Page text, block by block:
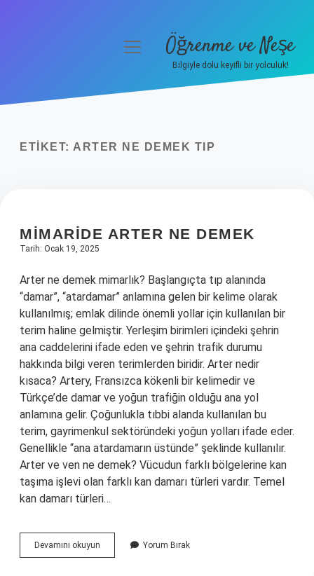
Yasal Uyarı
menüyüÖğrenme ve Neşe
Bilgiyle dolu keyifli bir yolculuk!
ETIKET: ARTER NE DEMEK TIP
MIMARIDE ARTER NE DEMEK
Tarih: Ocak 19, 2025
Arter ne demek mimarlık? Başlangıçta tıp alanında
“damar”, “atardamar” anlamına gelen bir kelime olarak
kullanılmış; emlak dilinde önemli yollar için kullanılan bir
terim haline gelmiştir. Yerleşim birimleri içindeki şehrin
ana caddelerini ifade eden ve şehrin trafik durumu
hakkında bilgi veren terimlerden biridir. Arter nedir
kısaca? Artery, Fransızca kökenli bir kelimedir ve
Türkçe’de damar ve yoğun trafiğin olduğu ana yol
anlamına gelir. Çoğunlukla tıbbi alanda kullanılan bu
terim, gayrimenkul sektöründeki yoğun yolları ifade eder.
Genellikle “ana atardamarın üstünde” şeklinde kullanılır.
Arter ve ven ne demek? Vücudun farklı bölgelerine kan
taşıma işlevi olan farklı kan damarı türleri vardır. Temel
kan damarı türleri…
Devamını okuyun Mimaride
Arter
Yorum Bırak